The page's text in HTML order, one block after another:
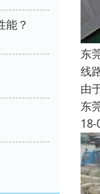
能？
东
线
由
东
18-